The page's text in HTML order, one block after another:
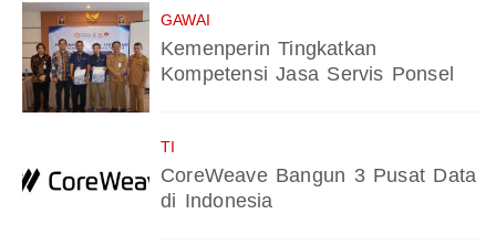
GAWAI
Kemenperin Tingkatkan
Kompetensi Jasa Servis Ponsel
TI
CoreWeave Bangun 3 Pusat Data
di Indonesia